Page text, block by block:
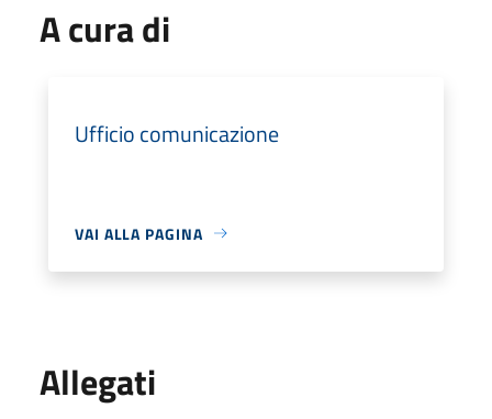
A cura di
Ufficio comunicazione
VAI ALLA PAGINA
Allegati